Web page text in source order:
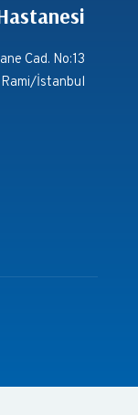
Cad. No:13
İstanbul